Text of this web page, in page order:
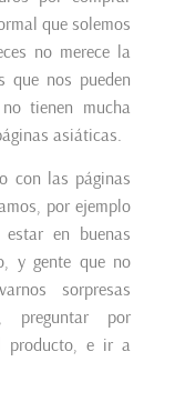
que solemos
no merece la
que nos pueden
tienen mucha
asiáticas.
con las páginas
por ejemplo
en buenas
y gente que no
sorpresas
preguntar por
producto, e ir a